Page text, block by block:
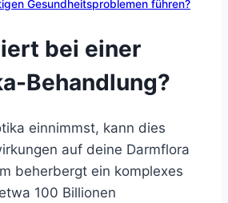
Gesundheitsproblemen führen?
bei einer
Behandlung?
einnimmst, kann dies
auf deine Darmflora
beherbergt ein komplexes
100 Billionen